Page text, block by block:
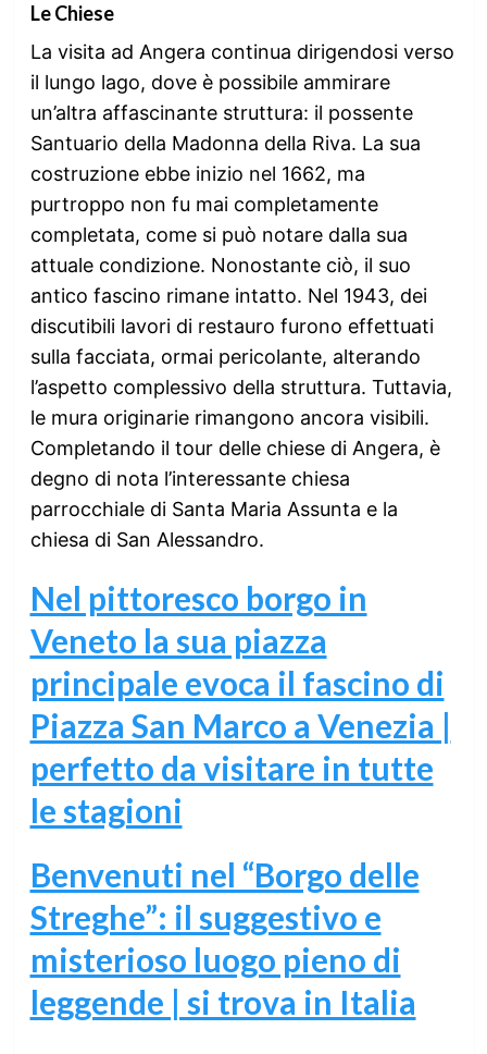
Le Chiese
La visita ad Angera continua dirigendosi verso
il lungo lago, dove è possibile ammirare
un’altra affascinante struttura: il possente
Santuario della Madonna della Riva. La sua
costruzione ebbe inizio nel 1662, ma
purtroppo non fu mai completamente
completata, come si può notare dalla sua
attuale condizione. Nonostante ciò, il suo
antico fascino rimane intatto. Nel 1943, dei
discutibili lavori di restauro furono effettuati
sulla facciata, ormai pericolante, alterando
l’aspetto complessivo della struttura. Tuttavia,
le mura originarie rimangono ancora visibili.
Completando il tour delle chiese di Angera, è
degno di nota l’interessante chiesa
parrocchiale di Santa Maria Assunta e la
chiesa di San Alessandro.
Nel pittoresco borgo in
Veneto la sua piazza
principale evoca il fascino di
Piazza San Marco a Venezia |
perfetto da visitare in tutte
le stagioni
Benvenuti nel “Borgo delle
Streghe”: il suggestivo e
misterioso luogo pieno di
leggende | si trova in Italia